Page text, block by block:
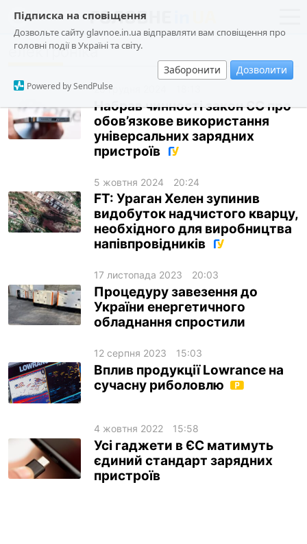
Підписка на сповіщення
Дозвольте сайту glavnoe.in.ua відправляти вам сповіщення про
головні події в Україні та світу.
Заборонити Дозволити
Powered by SendPulse
новини
про проєкт
суспільство
події
кримінал
спорт
лонгріди
харків
архів
gambling
електроніка
28 грудня 2024
Набрав чинності закон ЄС про
обов’язкове використання
універсальних зарядних
пристроїв
5 жовтня 2024 20:24
FT: Ураган Хелен зупинив
видобуток надчистого кварцу,
необхідного для виробництва
напівпровідників
17 листопада 2023 20:03
Процедуру завезення до
України енергетичного
обладнання спростили
12 серпня 2023 15:03
Вплив продукції Lowrance на
сучасну риболовлю
4 жовтня 2022 15:58
Усі гаджети в ЄС матимуть
єдиний стандарт зарядних
пристроїв